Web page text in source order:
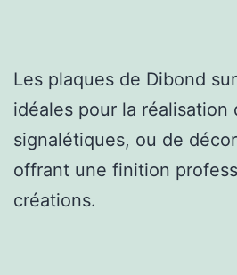
Les plaques de Dibond
idéales pour la réalisation
signalétiques, ou de
offrant une finition
créations.